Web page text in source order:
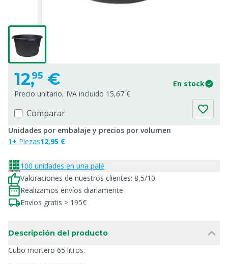
12,95 €
En stock
Precio unitario, IVA incluido 15,67 €
Comparar
Unidades por embalaje y precios por volumen
1+ Piezas12,95 €
100 unidades en una palé
Valoraciones de nuestros clientes: 8,5/10
Realizamos envíos diariamente
Envíos gratis > 195€
Descripción del producto
Cubo mortero 65 litros.